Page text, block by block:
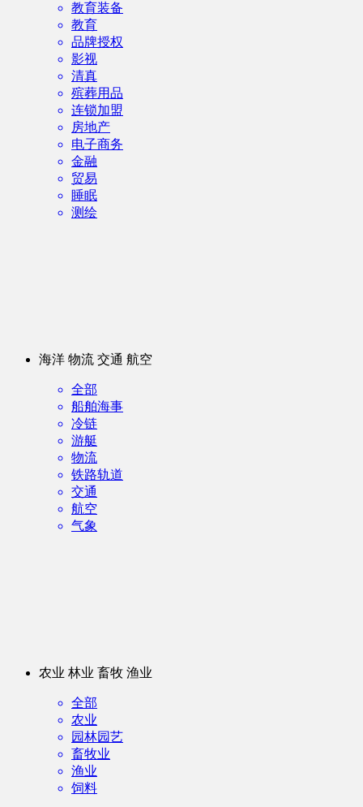
教育装备
教育
品牌授权
影视
清真
殡葬用品
连锁加盟
房地产
电子商务
金融
贸易
睡眠
测绘
海洋 物流 交通 航空
全部
船舶海事
冷链
游艇
物流
铁路轨道
交通
航空
气象
农业 林业 畜牧 渔业
全部
农业
园林园艺
畜牧业
渔业
饲料